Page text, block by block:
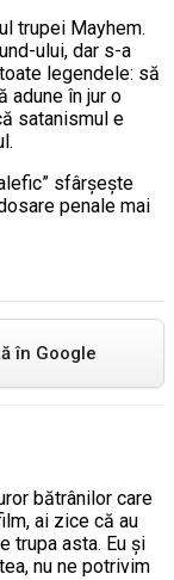
trupei Mayhem.
ului, dar s-a
legendele: să
adune în jur o
satanismul e
sfârșește
penale mai
în Google
bătrânilor care
ai zice că au
trupa asta. Eu și
nu ne potrivim